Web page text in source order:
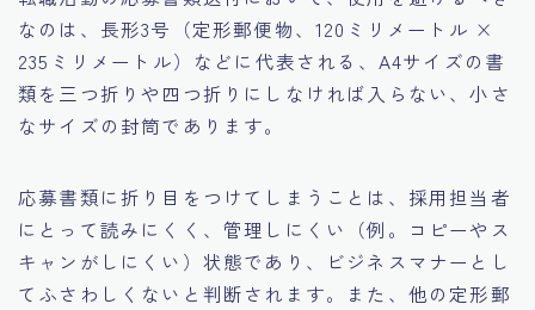
なのは、長形3号（定形郵便物、120ミリメートル ×
235ミリメートル）などに代表される、A4サイズの書
類を三つ折りや四つ折りにしなければ入らない、小さ
なサイズの封筒であります。
応募書類に折り目をつけてしまうことは、採用担当者
にとって読みにくく、管理しにくい（例。コピーやス
キャンがしにくい）状態であり、ビジネスマナーとし
てふさわしくないと判断されます。また、他の定形郵